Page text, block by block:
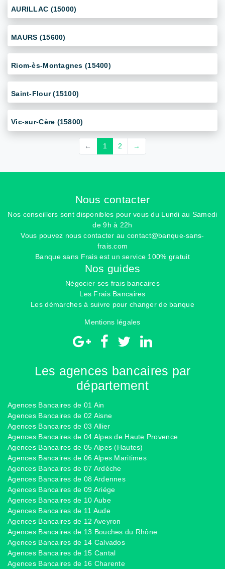
AURILLAC (15000)
MAURS (15600)
Riom-ès-Montagnes (15400)
Saint-Flour (15100)
Vic-sur-Cère (15800)
← 1 2 →
Nous contacter
Nos conseillers sont disponibles pour vous du Lundi au Samedi
de 9h à 22h
Vous pouvez nous contacter au contact@banque-sans-
frais.com
Banque sans Frais est un service 100% gratuit
Nos guides
Négocier ses frais bancaires
Les Frais Bancaires
Les démarches à suivre pour changer de banque
Mentions légales
Les agences bancaires par
département
Agences Bancaires de 01 Ain
Agences Bancaires de 02 Aisne
Agences Bancaires de 03 Allier
Agences Bancaires de 04 Alpes de Haute Provence
Agences Bancaires de 05 Alpes (Hautes)
Agences Bancaires de 06 Alpes Maritimes
Agences Bancaires de 07 Ardéche
Agences Bancaires de 08 Ardennes
Agences Bancaires de 09 Ariége
Agences Bancaires de 10 Aube
Agences Bancaires de 11 Aude
Agences Bancaires de 12 Aveyron
Agences Bancaires de 13 Bouches du Rhône
Agences Bancaires de 14 Calvados
Agences Bancaires de 15 Cantal
Agences Bancaires de 16 Charente